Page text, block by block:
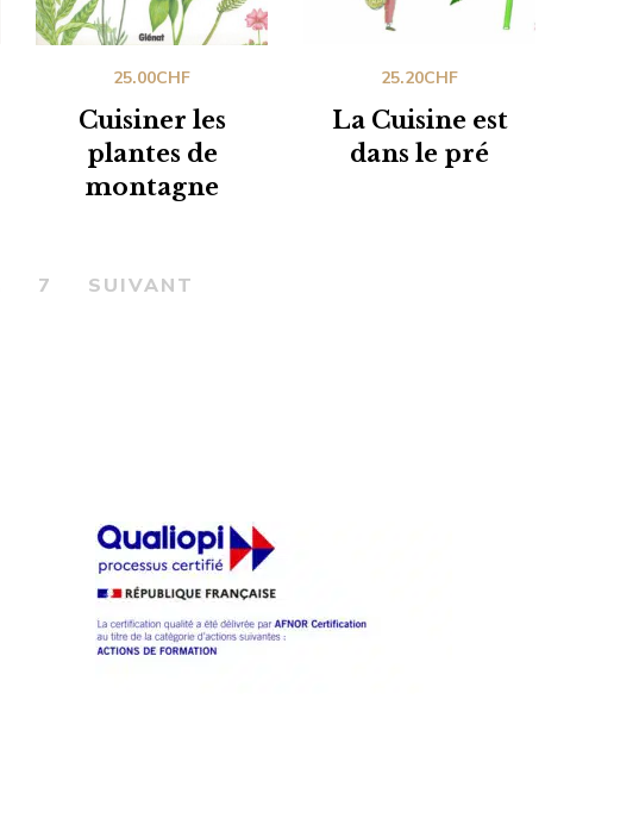
Cuisiner les
plantes de
montagne
25.00CHF
La Cuisine est
dans le pré
25.20CHF
7 SUIVANT